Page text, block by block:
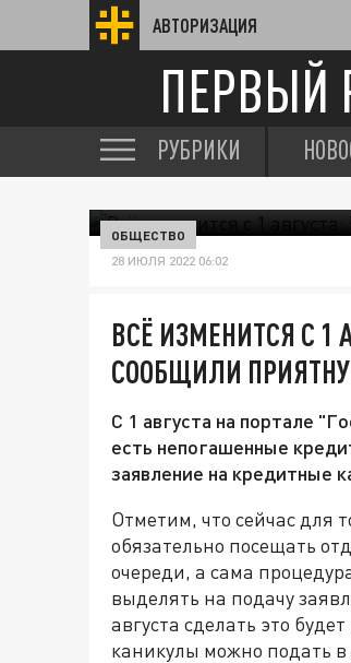
АВТОРИЗАЦИЯ
ПЕРВЫЙ
РУБРИКИ
ОБЩЕСТВО
28 ИЮЛЯ 2022 06:02
ВСЁ ИЗМЕНИТСЯ С 1
СООБЩИЛИ
С 1 августа на портале
есть непогашенные
заявление на кредитные
Отметим, что сейчас для
обязательно посещать
очереди, а сама
выделять на подачу
августа сделать это
каникулы можно подать